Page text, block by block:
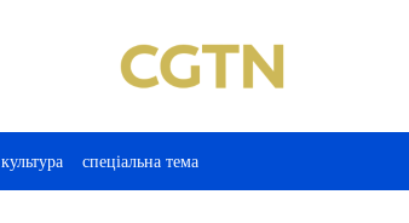
культура спеціальна тема